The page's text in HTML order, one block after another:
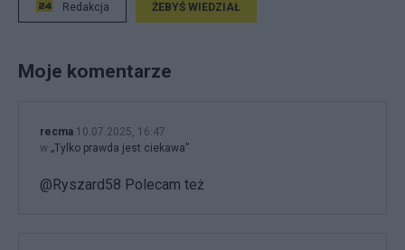
Redakcja ŻEBYŚ WIEDZIAŁ
Moje komentarze
recma 10.07.2025, 16:47
w „Tylko prawda jest ciekawa”
@Ryszard58 Polecam też